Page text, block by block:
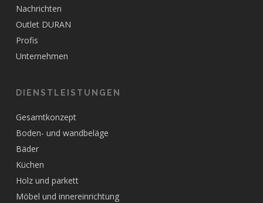
Nachrichten
Outlet DURAN
Profis
Unternehmen
DIENSTLEISTUNGEN
Gesamtkonzept
Boden- und wandbeläge
Bäder
Küchen
Holz und parkett
Möbel und innereinrichtung